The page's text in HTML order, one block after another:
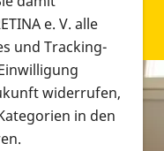
e. V. alle
und Tracking-
widerrufen,
in den